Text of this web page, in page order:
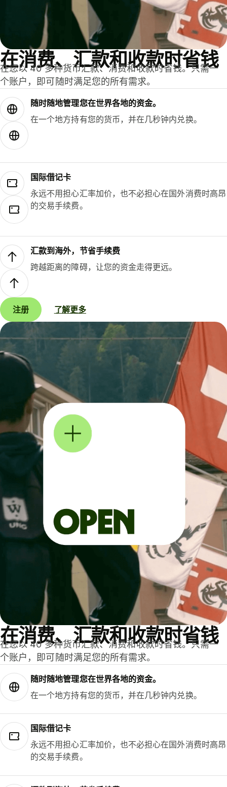
在消费、汇款和收款时省钱
在您以 40 多种货币汇款、消费和收款时省钱。只需一
个账户，即可随时满足您的所有需求。
随时随地管理您在世界各地的资金。
在一个地方持有您的货币，并在几秒钟内兑换。
国际借记卡
永远不用担心汇率加价，也不必担心在国外消费时高昂
的交易手续费。
汇款到海外，节省手续费
跨越距离的障碍，让您的资金走得更远。
注册 了解更多
在消费、汇款和收款时省钱
在您以 40 多种货币汇款、消费和收款时省钱。只需一
个账户，即可随时满足您的所有需求。
随时随地管理您在世界各地的资金。
在一个地方持有您的货币，并在几秒钟内兑换。
国际借记卡
永远不用担心汇率加价，也不必担心在国外消费时高昂
的交易手续费。